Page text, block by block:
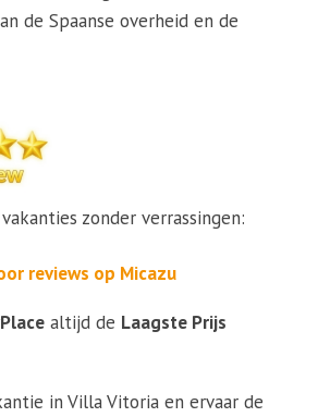
de Spaanse overheid en de
zonder verrassingen:
reviews op Micazu
altijd de Laagste Prijs
in Villa Vitoria en ervaar de